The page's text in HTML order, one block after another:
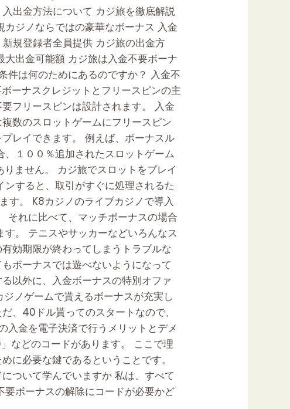
出金方法について カジ旅を徹底解説
カジノならではの豪華なボーナス 入金
規登録者全員提供 カジ旅の出金方
出金可能額 カジ旅は入金不要ボーナ
件は何のためにあるのですか？ 入金不
ーナスクレジットとフリースピンの主
フリースピンは設計されます。 入金
数のスロットゲームにフリースピン
レイできます。 例えば、ボーナスル
１００％追加されたスロットゲーム
ません。 カジ旅でスロットをプレイ
すると、取引がすぐに処理されるた
す。 K8カジノのライブカジノで導入
れに比べて、マッチボーナスの場合
。 テニスやサッカーなどいろんなス
効期限が終わってしまうトラブルな
ボーナスでは遊べないようになって
以外に、入金ボーナスの特別オファ
ノゲームで貰えるボーナスが充実し
、40ドル貰ってのスタートなので、
入金を電子決済で行うメリットとデメ
などのコードがあります。 ここで理
に必要な鍵であるということです。
ついて学んでいますか 私は、すべて
ボーナスの解除にコードが必要かど